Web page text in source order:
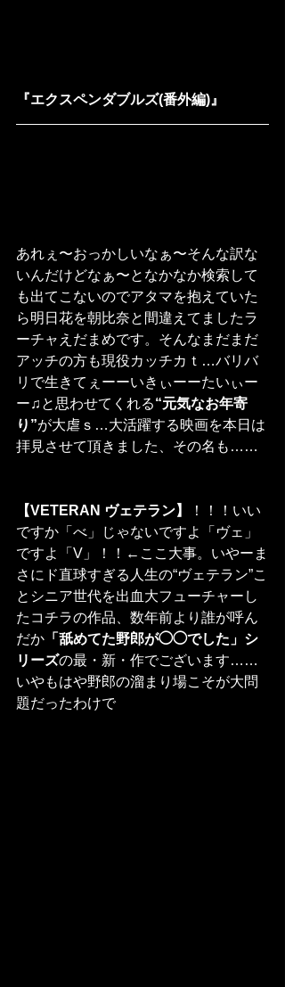
『エクスペンダブルズ(番外編)』
あれぇ〜おっかしいなぁ〜そんな訳な
いんだけどなぁ〜となかなか検索して
も出てこないのでアタマを抱えていた
ら明日花を朝比奈と間違えてましたラ
ーチャえだまめです。そんなまだまだ
アッチの方も現役カッチカｔ…バリバ
リで生きてぇーーいきぃーーたいぃー
ー♫と思わせてくれる“元気なお年寄
り”が大虐ｓ…大活躍する映画を本日は
拝見させて頂きました、その名も……
【VETERAN ヴェテラン】
！！！いい
ですか「べ」じゃないですよ「ヴェ」
ですよ「V」！！←ここ大事。いやーま
さにド直球すぎる人生の“ヴェテラン”こ
とシニア世代を出血大フューチャーし
たコチラの作品、数年前より誰が呼ん
だか 「舐めてた野郎が◯◯でした」シ
リーズの最・新・作でございます……
いやもはや野郎の溜まり場こそが大問
題だったわけで